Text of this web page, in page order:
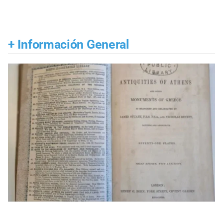
+ Información General